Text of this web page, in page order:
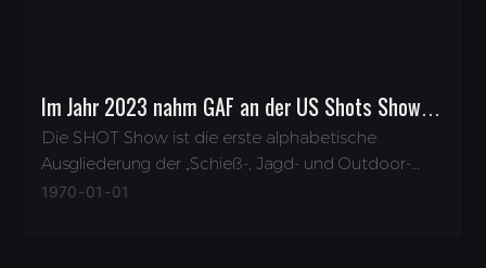
Im Jahr 2023 nahm GAF an der US Shots Show
teil
Die SHOT Show ist die erste alphabetische
Ausgliederung der „Schieß-, Jagd- und Outdoor-
Fachausstellung“.
1970 01 01